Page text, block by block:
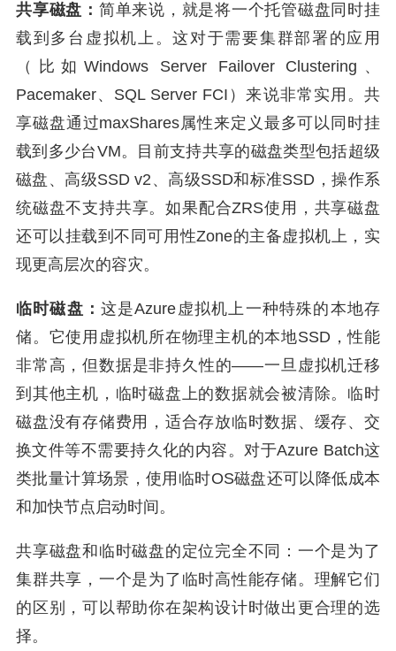
共享磁盘： 简单来说，就是将一个托管磁盘同时挂
载到多台虚拟机上。这对于需要集群部署的应用
（比如Windows Server Failover Clustering、
Pacemaker、SQL Server FCI）来说非常实用。共
享磁盘通过maxShares属性来定义最多可以同时挂
载到多少台VM。目前支持共享的磁盘类型包括超级
磁盘、高级SSD v2、高级SSD和标准SSD，操作系
统磁盘不支持共享。如果配合ZRS使用，共享磁盘
还可以挂载到不同可用性Zone的主备虚拟机上，实
现更高层次的容灾。
临时磁盘：这是Azure虚拟机上一种特殊的本地存
储。它使用虚拟机所在物理主机的本地SSD，性能
非常高，但数据是非持久性的——一旦虚拟机迁移
到其他主机，临时磁盘上的数据就会被清除。临时
磁盘没有存储费用，适合存放临时数据、缓存、交
换文件等不需要持久化的内容。对于Azure Batch这
类批量计算场景，使用临时OS磁盘还可以降低成本
和加快节点启动时间。
共享磁盘和临时磁盘的定位完全不同：一个是为了
集群共享，一个是为了临时高性能存储。理解它们
的区别，可以帮助你在架构设计时做出更合理的选
择。